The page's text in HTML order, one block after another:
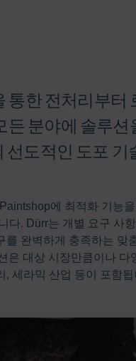
통한 전처리부터
든 분야에 솔루션
도적인 도포 기
에 최적화 기능
다. Dürr는 개별 요구 사
를 완벽하게 충족하는 맞
은 대상 시장만큼이나 다
, 세라믹 산업 등이 포함됩